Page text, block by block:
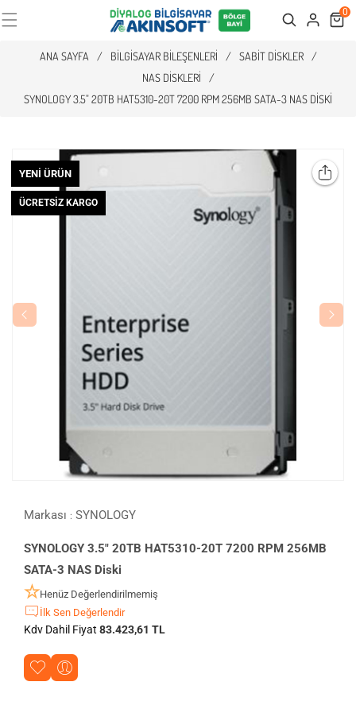
Search Cart
0
ANA SAYFA / BILGISAYAR BILEŞENLERI / SABIT DISKLER
/
NAS DISKLERI
/
SYNOLOGY 3.5" 20TB HAT5310-20T 7200 RPM 256MB SATA-3 NAS DISKI
YENI ÜRÜN
ÜCRETSIZ KARGO
Markası : SYNOLOGY
SYNOLOGY 3.5" 20TB HAT5310-20T 7200 RPM 256MB
SATA-3 NAS Diski
Henüz Değerlendirilmemiş
İlk Sen Değerlendir
Kdv Dahil Fiyat 83.423,61 TL